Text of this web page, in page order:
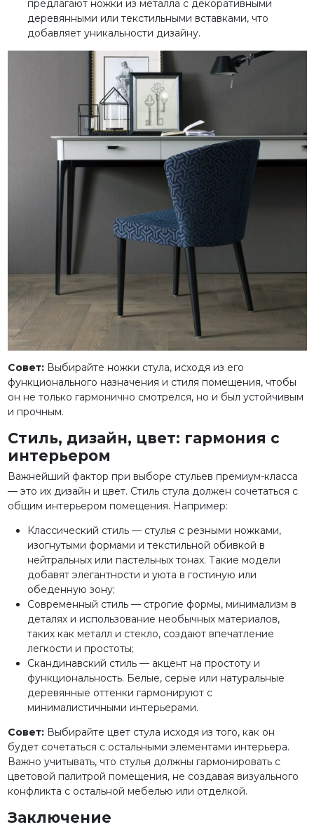
предлагают ножки из металла с декоративными
деревянными или текстильными вставками, что
добавляет уникальности дизайну.
Совет:Выбирайте ножки стула, исходя из его
функционального назначения и стиля помещения, чтобы
он не только гармонично смотрелся, но и был устойчивым
и прочным.
Стиль, дизайн, цвет: гармония с
интерьером
Важнейший фактор при выборе стульев премиум-класса
— это их дизайн и цвет. Стиль стула должен сочетаться с
общим интерьером помещения. Например:
Классический стиль — стулья с резными ножками,
изогнутыми формами и текстильной обивкой в
нейтральных или пастельных тонах. Такие модели
добавят элегантности и уюта в гостиную или
обеденную зону;
Современный стиль — строгие формы, минимализм в
деталях и использование необычных материалов,
таких как металл и стекло, создают впечатление
легкости и простоты;
Скандинавский стиль — акцент на простоту и
функциональность. Белые, серые или натуральные
деревянные оттенки гармонируют с
минималистичными интерьерами.
Совет:Выбирайте цвет стула исходя из того, как он
будет сочетаться с остальными элементами интерьера.
Важно учитывать, что стулья должны гармонировать с
цветовой палитрой помещения, не создавая визуального
конфликта с остальной мебелью или отделкой.
Заключение